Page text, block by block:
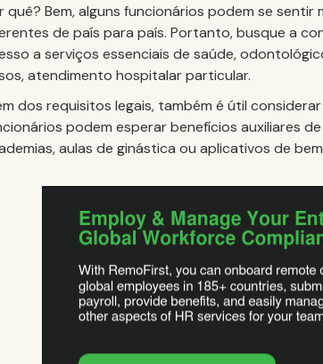
quê? Bem, alguns funcionários podem se
de país para país. Portanto, busque a
a serviços essenciais de saúde,
atendimento hospitalar particular.
dos requisitos legais, também é útil
podem esperar benefícios auxiliares
aulas de ginástica ou aplicativos de